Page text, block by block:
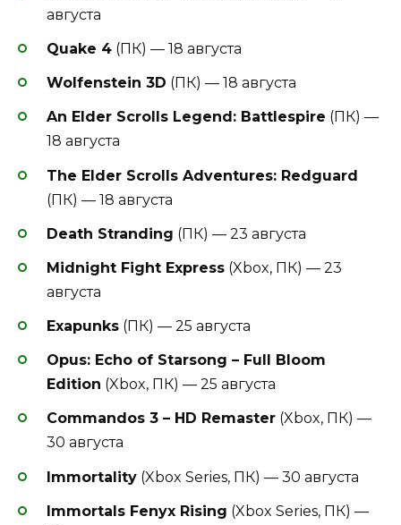
августа
Quake 4 (ПК) — 18 августа
Wolfenstein 3D (ПК) — 18 августа
An Elder Scrolls Legend: Battlespire (ПК) —
18 августа
The Elder Scrolls Adventures: Redguard
(ПК) — 18 августа
Death Stranding (ПК) — 23 августа
Midnight Fight Express (Xbox, ПК) — 23
августа
Exapunks (ПК) — 25 августа
Opus: Echo of Starsong – Full Bloom
Edition (Xbox, ПК) — 25 августа
Commandos 3 – HD Remaster (Xbox, ПК) —
30 августа
Immortality (Xbox Series, ПК) — 30 августа
Immortals Fenyx Rising (Xbox Series, ПК) —